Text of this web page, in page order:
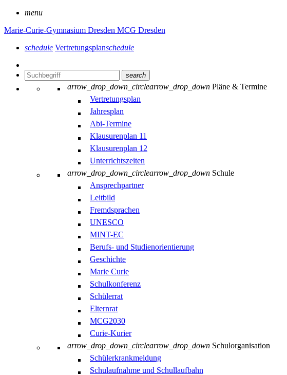
menu
Marie-Curie-Gymnasium Dresden MCG Dresden
schedule Vertretungsplanschedule
search
arrow_drop_down_circlearrow_drop_down Pläne & Termine
Vertretungsplan
Jahresplan
Abi-Termine
Klausurenplan 11
Klausurenplan 12
Unterrichtszeiten
arrow_drop_down_circlearrow_drop_down Schule
Ansprechpartner
Leitbild
Fremdsprachen
UNESCO
MINT-EC
Berufs- und Studienorientierung
Geschichte
Marie Curie
Schulkonferenz
Schülerrat
Elternrat
MCG2030
Curie-Kurier
arrow_drop_down_circlearrow_drop_down Schulorganisation
Schülerkrankmeldung
Schulaufnahme und Schullaufbahn